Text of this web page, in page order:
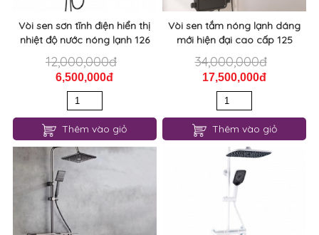
Vòi sen sơn tĩnh điện hiển thị
nhiệt độ nước nóng lạnh 126
12,000,000đ
6,500,000đ
Thêm vào giỏ
Vòi sen tắm nóng lạnh dáng
mới hiện đại cao cấp 125
34,000,000đ
17,500,000đ
Thêm vào giỏ